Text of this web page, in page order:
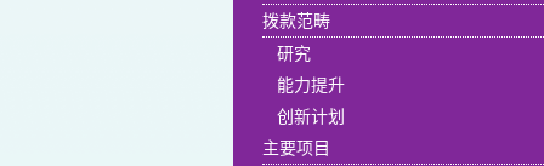
拨款范畴
研究
能力提升
创新计划
主要项目